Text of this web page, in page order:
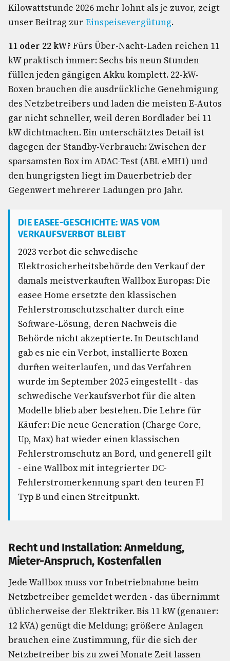
Kilowattstunde 2026 mehr lohnt als je zuvor, zeigt
unser Beitrag zur Einspeisevergütung.
11 oder 22 kW? Fürs Über-Nacht-Laden reichen 11
kW praktisch immer: Sechs bis neun Stunden
füllen jeden gängigen Akku komplett. 22-kW-
Boxen brauchen die ausdrückliche Genehmigung
des Netzbetreibers und laden die meisten E-Autos
gar nicht schneller, weil deren Bordlader bei 11
kW dichtmachen. Ein unterschätztes Detail ist
dagegen der Standby-Verbrauch: Zwischen der
sparsamsten Box im ADAC-Test (ABL eMH1) und
den hungrigsten liegt im Dauerbetrieb der
Gegenwert mehrerer Ladungen pro Jahr.
DIE EASEE-GESCHICHTE: WAS VOM
VERKAUFSVERBOT BLEIBT
2023 verbot die schwedische
Elektrosicherheitsbehörde den Verkauf der
damals meistverkauften Wallbox Europas: Die
easee Home ersetzte den klassischen
Fehlerstromschutzschalter durch eine
Software-Lösung, deren Nachweis die
Behörde nicht akzeptierte. In Deutschland
gab es nie ein Verbot, installierte Boxen
durften weiterlaufen, und das Verfahren
wurde im September 2025 eingestellt - das
schwedische Verkaufsverbot für die alten
Modelle blieb aber bestehen. Die Lehre für
Käufer: Die neue Generation (Charge Core,
Up, Max) hat wieder einen klassischen
Fehlerstromschutz an Bord, und generell gilt
- eine Wallbox mit integrierter DC-
Fehlerstromerkennung spart den teuren FI
Typ B und einen Streitpunkt.
Recht und Installation: Anmeldung,
Mieter-Anspruch, Kostenfallen
Jede Wallbox muss vor Inbetriebnahme beim
Netzbetreiber gemeldet werden - das übernimmt
üblicherweise der Elektriker. Bis 11 kW (genauer:
12 kVA) genügt die Meldung; größere Anlagen
brauchen eine Zustimmung, für die sich der
Netzbetreiber bis zu zwei Monate Zeit lassen